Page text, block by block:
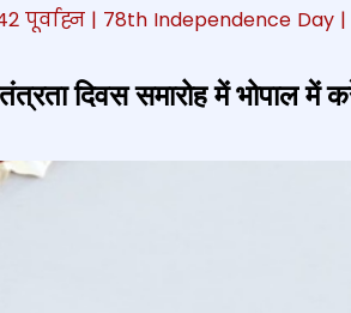
पूर्वाह्न | 78th Independence Day
दिवस समारोह में भोपाल में